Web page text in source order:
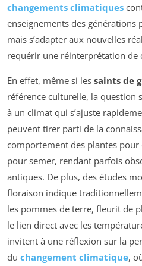
changements climatiques
enseignements des générations
mais s’adapter aux nouvelles
requérir une réinterprétation de
En effet, même si les saints de
référence culturelle, la question
à un climat qui s’ajuste
peuvent tirer parti de la
comportement des plantes
pour semer, rendant parfois
antiques. De plus, des études
floraison indique
les pommes de terre, fleurit de
le lien direct avec les
invitent à une réflexion sur la
du changement climatique,